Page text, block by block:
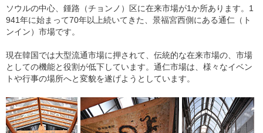
ソウルの中心、鍾路（チョンノ）区に在来市場が1か所あります。1
941年に始まって70年以上続いてきた、景福宮西側にある通仁（ト
ンイン）市場です。
現在韓国では大型流通市場に押されて、伝統的な在来市場の、市場
としての機能と役割が低下しています。通仁市場は、様々なイベン
トや行事の場所へと変貌を遂げようとしています。